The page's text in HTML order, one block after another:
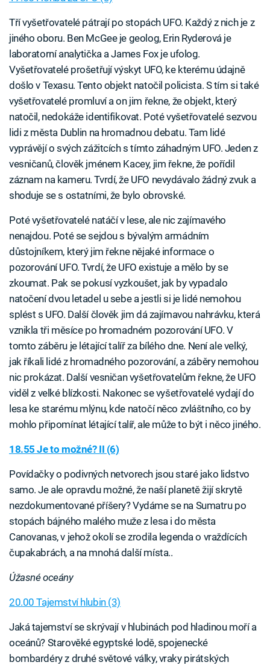
Tří vyšetřovatelé pátrají po stopách UFO. Každý z nich je z
jiného oboru. Ben McGee je geolog, Erin Ryderová je
laboratorní analytička a James Fox je ufolog.
Vyšetřovatelé prošetřují výskyt UFO, ke kterému údajně
došlo v Texasu. Tento objekt natočil policista. S tím si také
vyšetřovatelé promluví a on jim řekne, že objekt, který
natočil, nedokáže identifikovat. Poté vyšetřovatelé sezvou
lidi z města Dublin na hromadnou debatu. Tam lidé
vyprávějí o svých zážitcích s tímto záhadným UFO. Jeden z
vesničanů, člověk jménem Kacey, jim řekne, že pořídil
záznam na kameru. Tvrdí, že UFO nevydávalo žádný zvuk a
shoduje se s ostatními, že bylo obrovské.
Poté vyšetřovatelé natáčí v lese, ale nic zajímavého
nenajdou. Poté se sejdou s bývalým armádním
důstojníkem, který jim řekne nějaké informace o
pozorování UFO. Tvrdí, že UFO existuje a mělo by se
zkoumat. Pak se pokusí vyzkoušet, jak by vypadalo
natočení dvou letadel u sebe a jestli si je lidé nemohou
splést s UFO. Další člověk jim dá zajímavou nahrávku, která
vznikla tři měsíce po hromadném pozorování UFO. V
tomto záběru je létající talíř za bílého dne. Není ale velký,
jak říkali lidé z hromadného pozorování, a záběry nemohou
nic prokázat. Další vesničan vyšetřovatelům řekne, že UFO
viděl z velké blízkosti. Nakonec se vyšetřovatelé vydají do
lesa ke starému mlýnu, kde natočí něco zvláštního, co by
mohlo připomínat létající talíř, ale může to být i něco jiného.
18.55 Je to možné? II (6)
Povídačky o podivných netvorech jsou staré jako lidstvo
samo. Je ale opravdu možné, že naší planetě žijí skrytě
nezdokumentované příšery? Vydáme se na Sumatru po
stopách bájného malého muže z lesa i do města
Canovanas, v jehož okolí se zrodila legenda o vraždících
čupakabrách, a na mnohá další místa..
Úžasné oceány
20.00 Tajemství hlubin (3)
Jaká tajemství se skrývají v hlubinách pod hladinou moří a
oceánů? Starověké egyptské lodě, spojenecké
bombardéry z druhé světové války, vraky pirátských